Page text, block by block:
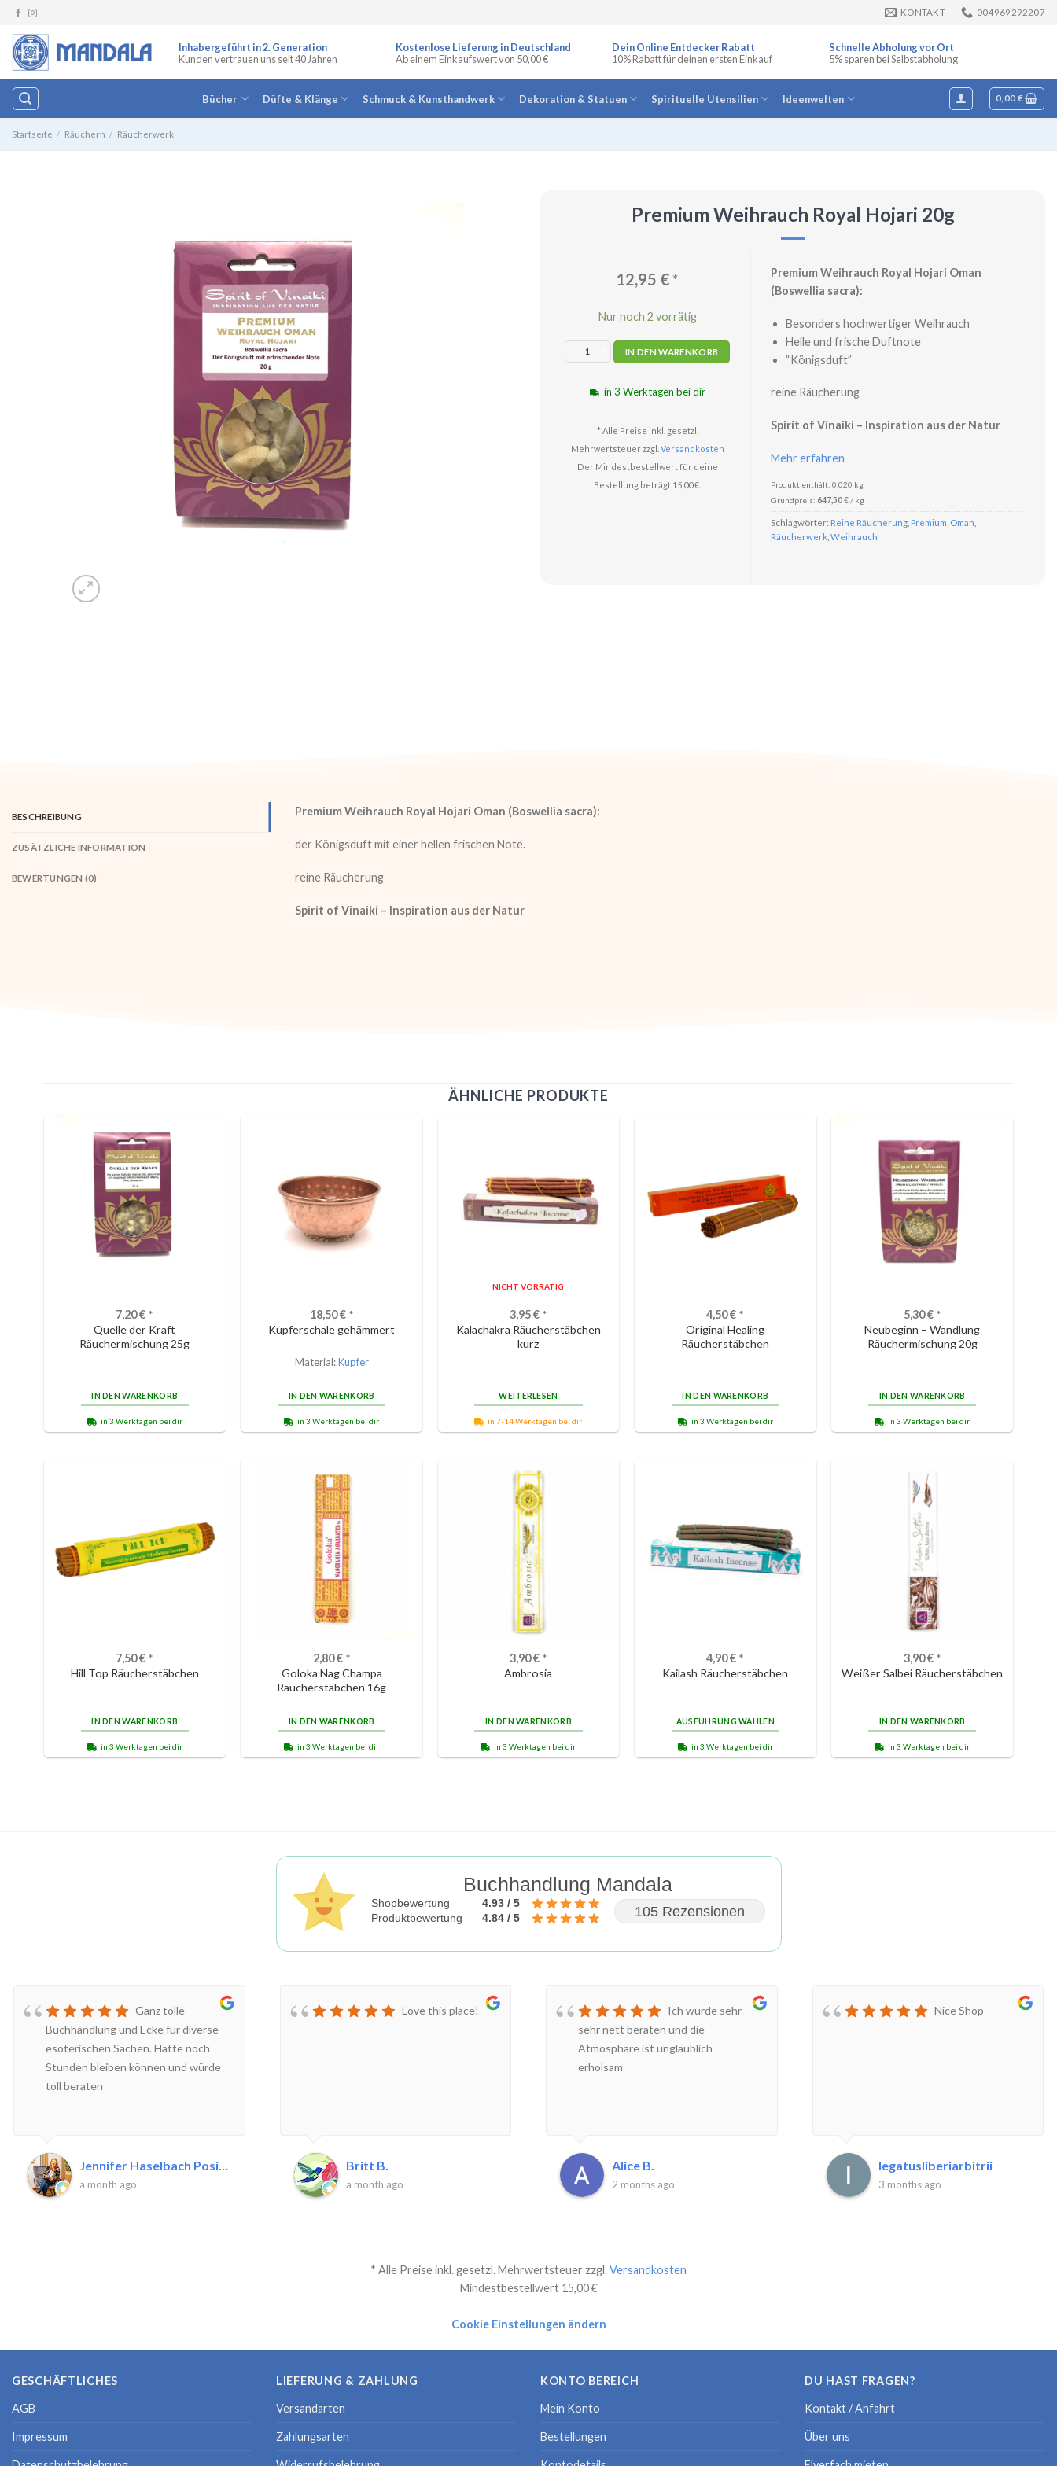
Zum
springen
KONTAKT 004969292207
Inhabergeführt in 2. Generation
Kunden vertrauen uns seit 40 Jahren
Kostenlose Lieferung in Deutschland
Ab einem Einkaufswert von 50,00 €
Dein Online Entdecker Rabatt
10% Rabatt für deinen ersten Einkauf
Schnelle Abholung vor Ort
5% sparen bei Selbstabholung
Bücher Düfte & Klänge Schmuck & Kunsthandwerk Dekoration & Statuen Spirituelle Utensilien Ideenwelten 0,00 €
Startseite / Räuchern / Räucherwerk
Premium Weihrauch Royal Hojari 20g
12,95 €*
Nur noch 2 vorrätig
Premium Weihrauch Royal Hojari 20g Menge
IN DEN WARENKORB
in 3 Werktagen bei dir
* Alle Preise inkl. gesetzl.
Mehrwertsteuer zzgl. Versandkosten
Der Mindestbestellwert für deine
Bestellung beträgt 15,00 €.
Premium Weihrauch Royal Hojari Oman
(Boswellia sacra):
Besonders hochwertiger Weihrauch
Helle und frische Duftnote
“Königsduft”
reine Räucherung
Spirit of Vinaiki – Inspiration aus der Natur
Mehr erfahren
Produkt enthält: 0,020 kg
Grundpreis:647,50€/ kg
Schlagwörter: Reine Räucherung Premium Oman
Räucherwerk ,Weihrauch
BESCHREIBUNG
ZUSÄTZLICHE INFORMATION
BEWERTUNGEN (0)
Premium Weihrauch Royal Hojari Oman (Boswellia sacra):
der Königsduft mit einer hellen frischen Note.
reine Räucherung
Spirit of Vinaiki – Inspiration aus der Natur
ÄHNLICHE PRODUKTE
7,20€ *
Quelle der Kraft
Räuchermischung 25g
IN DEN WARENKORB
in 3 Werktagen bei dir
18,50€*
Kupferschale gehämmert
Material:Kupfer
IN DEN WARENKORB
in 3 Werktagen bei dir
NICHT VORRÄTIG
3,95€*
Kalachakra Räucherstäbchen
kurz
WEITERLESEN
in 7-14 Werktagen bei dir
4,50€ *
Original Healing
Räucherstäbchen
IN DEN WARENKORB
in 3 Werktagen bei dir
5,30€*
Neubeginn – Wandlung
Räuchermischung 20g
IN DEN WARENKORB
in 3 Werktagen bei dir
7,50€ *
Hill Top Räucherstäbchen
IN DEN WARENKORB
in 3 Werktagen bei dir
2,80€*
Goloka Nag Champa
Räucherstäbchen 16g
IN DEN WARENKORB
in 3 Werktagen bei dir
3,90€*
Ambrosia
IN DEN WARENKORB
in 3 Werktagen bei dir
4,90€ *
Kailash Räucherstäbchen
AUSFÜHRUNG WÄHLEN
in 3 Werktagen bei dir
3,90€*
Weißer Salbei Räucherstäbchen
IN DEN WARENKORB
in 3 Werktagen bei dir
Buchhandlung Mandala
Shopbewertung
4.93 / 5
Produktbewertung
4.84 / 5 105 Rezensionen
Ganz tolle
Buchhandlung und Ecke für diverse
esoterischen Sachen. Hätte noch
Stunden bleiben können und würde
toll beraten
a month ago
Love this place!
Britt B.
a month ago
Ich wurde sehr
sehr nett beraten und die
Atmosphäre ist unglaublich
erholsam
Alice B.
2 months ago
Nice Shop
legatusliberiarbitrii
3 months ago
* Alle Preise inkl. gesetzl. Mehrwertsteuer zzgl.Versandkosten
Mindestbestellwert 15,00 €
Cookie Einstellungen ändern
GESCHÄFTLICHES
AGB
Impressum
LIEFERUNG & ZAHLUNG
Versandarten
Zahlungsarten
KONTO BEREICH
Mein Konto
Bestellungen
DU HAST FRAGEN?
Kontakt / Anfahrt
Über uns